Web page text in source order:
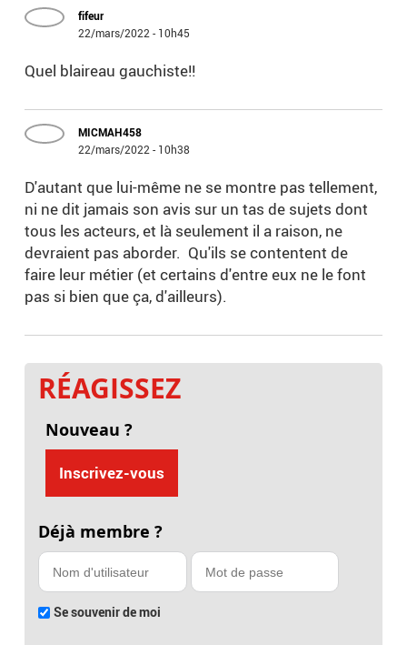
fifeur
22/mars/2022 - 10h45
Quel blaireau gauchiste!!
MICMAH458
22/mars/2022 - 10h38
D'autant que lui-même ne se montre pas tellement,
ni ne dit jamais son avis sur un tas de sujets dont
tous les acteurs, et là seulement il a raison, ne
devraient pas aborder. Qu'ils se contentent de
faire leur métier (et certains d'entre eux ne le font
pas si bien que ça, d'ailleurs).
RÉAGISSEZ
Nouveau ?
Inscrivez-vous
Déjà membre ?
Se souvenir de moi